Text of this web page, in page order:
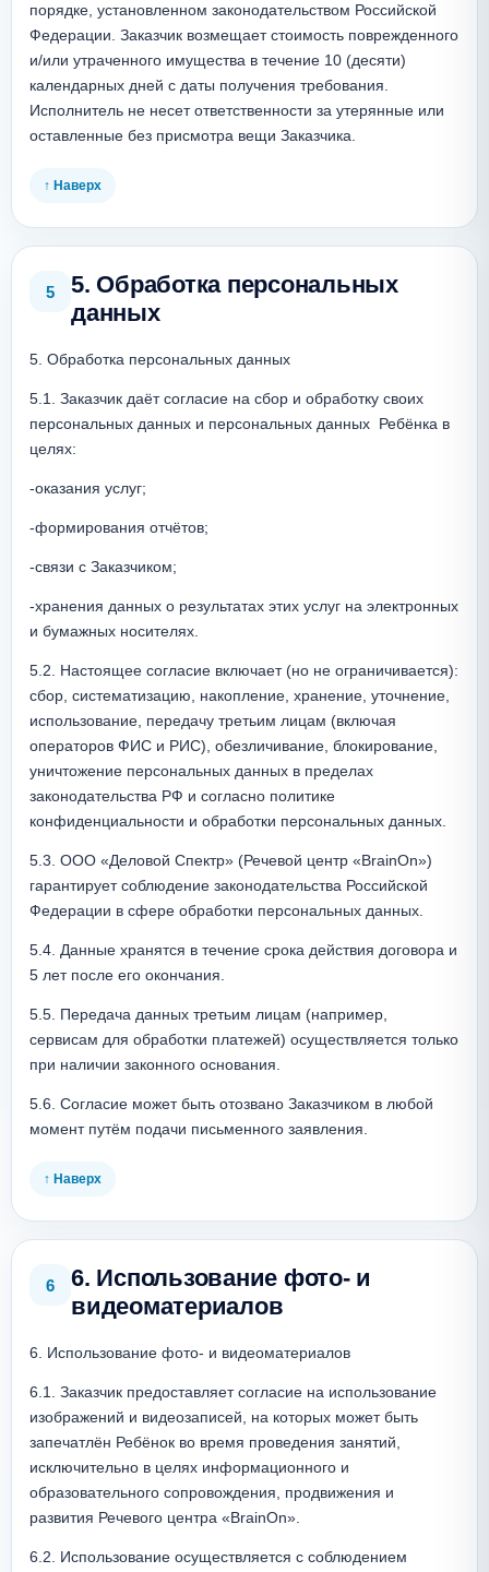
порядке, установленном законодательством Российской
Федерации. Заказчик возмещает стоимость поврежденного
и/или утраченного имущества в течение 10 (десяти)
календарных дней с даты получения требования.
Исполнитель не несет ответственности за утерянные или
оставленные без присмотра вещи Заказчика.
↑ Наверх
5
5. Обработка персональных
данных
5. Обработка персональных данных
5.1. Заказчик даёт согласие на сбор и обработку своих
персональных данных и персональных данных  Ребёнка в
целях:
-оказания услуг;
-формирования отчётов;
-связи с Заказчиком;
-хранения данных о результатах этих услуг на электронных
и бумажных носителях.
5.2. Настоящее согласие включает (но не ограничивается):
сбор, систематизацию, накопление, хранение, уточнение,
использование, передачу третьим лицам (включая
операторов ФИС и РИС), обезличивание, блокирование,
уничтожение персональных данных в пределах
законодательства РФ и согласно политике
конфиденциальности и обработки персональных данных.
5.3. ООО «Деловой Спектр» (Речевой центр «BrainOn»)
гарантирует соблюдение законодательства Российской
Федерации в сфере обработки персональных данных.
5.4. Данные хранятся в течение срока действия договора и
5 лет после его окончания.
5.5. Передача данных третьим лицам (например,
сервисам для обработки платежей) осуществляется только
при наличии законного основания.
5.6. Согласие может быть отозвано Заказчиком в любой
момент путём подачи письменного заявления.
↑ Наверх
6
6. Использование фото- и
видеоматериалов
6. Использование фото- и видеоматериалов
6.1. Заказчик предоставляет согласие на использование
изображений и видеозаписей, на которых может быть
запечатлён Ребёнок во время проведения занятий,
исключительно в целях информационного и
образовательного сопровождения, продвижения и
развития Речевого центра «BrainOn».
6.2. Использование осуществляется с соблюдением